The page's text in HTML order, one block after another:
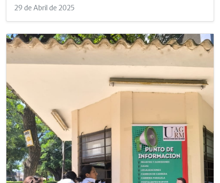
29 de Abril de 2025